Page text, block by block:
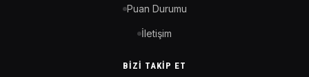
Puan Durumu
İletişim
BIZI TAKIP ET